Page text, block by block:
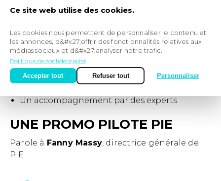
intuitive qui
propose des outils
innovants à la
mesure d’impact
Un programme de formation complet et
Un accompagnement par des experts
UNE PROMO PILOTE PIE
Parole à Fanny Massy , directrice générale de
PIE :
Ce site web utilise des cookies.
Les cookies nous permettent de personnaliser le contenu et
les annonces, d&#x27;offrir des fonctionnalités relatives aux
médias sociaux et d&#x27;analyser notre trafic.
Politique de confidentialité
Accepter tout
Refuser tout Personnaliser